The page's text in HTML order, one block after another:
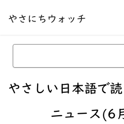
やさにちウォッチ
やさしい日本語で
ニュース(6